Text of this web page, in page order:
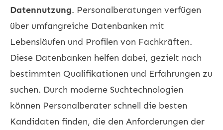
Datennutzung. Personalberatungen verfügen
über umfangreiche Datenbanken mit
Lebensläufen und Profilen von Fachkräften.
Diese Datenbanken helfen dabei, gezielt nach
bestimmten Qualifikationen und Erfahrungen zu
suchen. Durch moderne Suchtechnologien
können Personalberater schnell die besten
Kandidaten finden, die den Anforderungen der